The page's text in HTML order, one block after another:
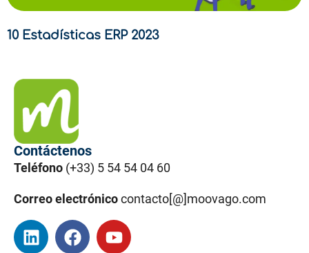
10 Estadísticas ERP 2023
Contáctenos
Teléfono (+33) 5 54 54 04 60
Correo electrónicocontacto[@]moovago.com